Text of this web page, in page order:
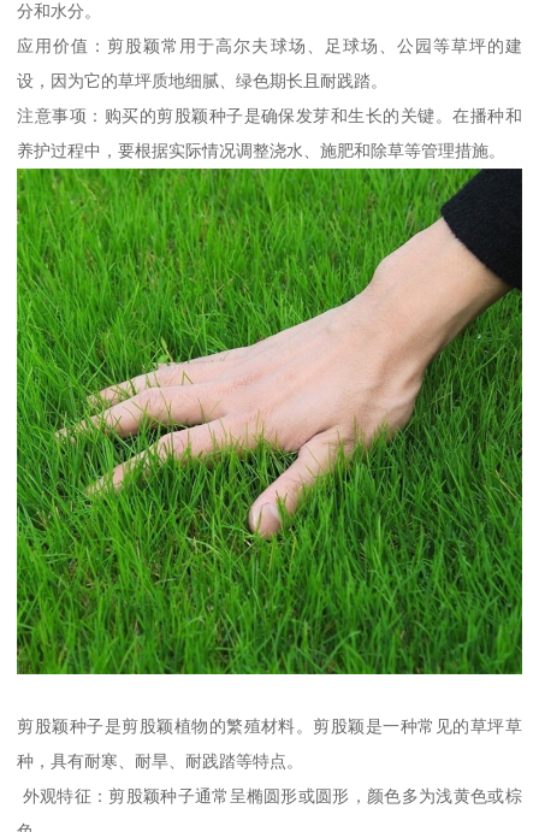
分和水分。
应用价值：剪股颖常用于高尔夫球场、足球场、公园等草坪的建
设，因为它的草坪质地细腻、绿色期长且耐践踏。
注意事项：购买的剪股颖种子是确保发芽和生长的关键。在播种和
养护过程中，要根据实际情况调整浇水、施肥和除草等管理措施。
剪股颖种子是剪股颖植物的繁殖材料。剪股颖是一种常见的草坪草
种，具有耐寒、耐旱、耐践踏等特点。
外观特征：剪股颖种子通常呈椭圆形或圆形，颜色多为浅黄色或棕